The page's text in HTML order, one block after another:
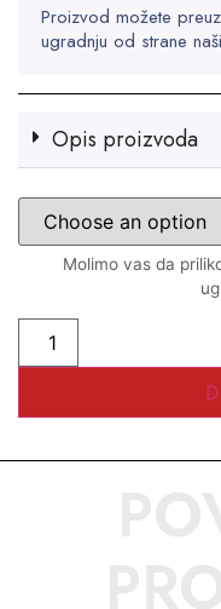
Proizvod možete
ugradnju od strane
Opis proizvoda
Molimo vas da